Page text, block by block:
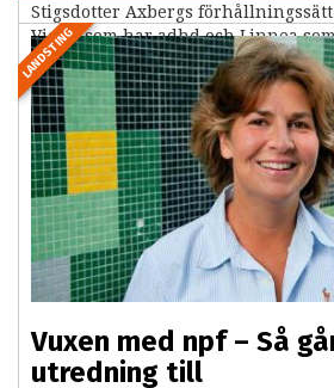
Stigsdotter Axbergs
Victor som har adhd och Linnea
LANDSTING
Vuxen med npf – Så
utredning till